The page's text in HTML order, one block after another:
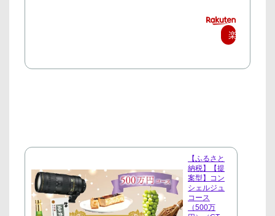
楽
【ふるさと
納税】【提
案型】コン
シェルジュ
コース
（500万